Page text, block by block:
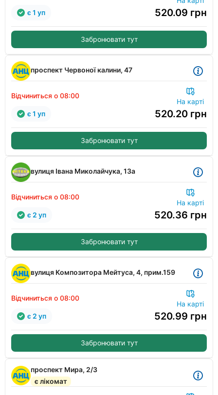
520.09 грн
є 1 уп
Забронювати тут
проспект Червоної калини, 47
Відчиниться о 08:00
На карті
520.20 грн
є 1 уп
Забронювати тут
вулиця Івана Миколайчука, 13а
Відчиниться о 08:00
На карті
520.36 грн
є 2 уп
Забронювати тут
вулиця Композитора Мейтуса, 4, прим.159
Відчиниться о 08:00
На карті
520.99 грн
є 2 уп
Забронювати тут
проспект Мира, 2/3
є лікомат